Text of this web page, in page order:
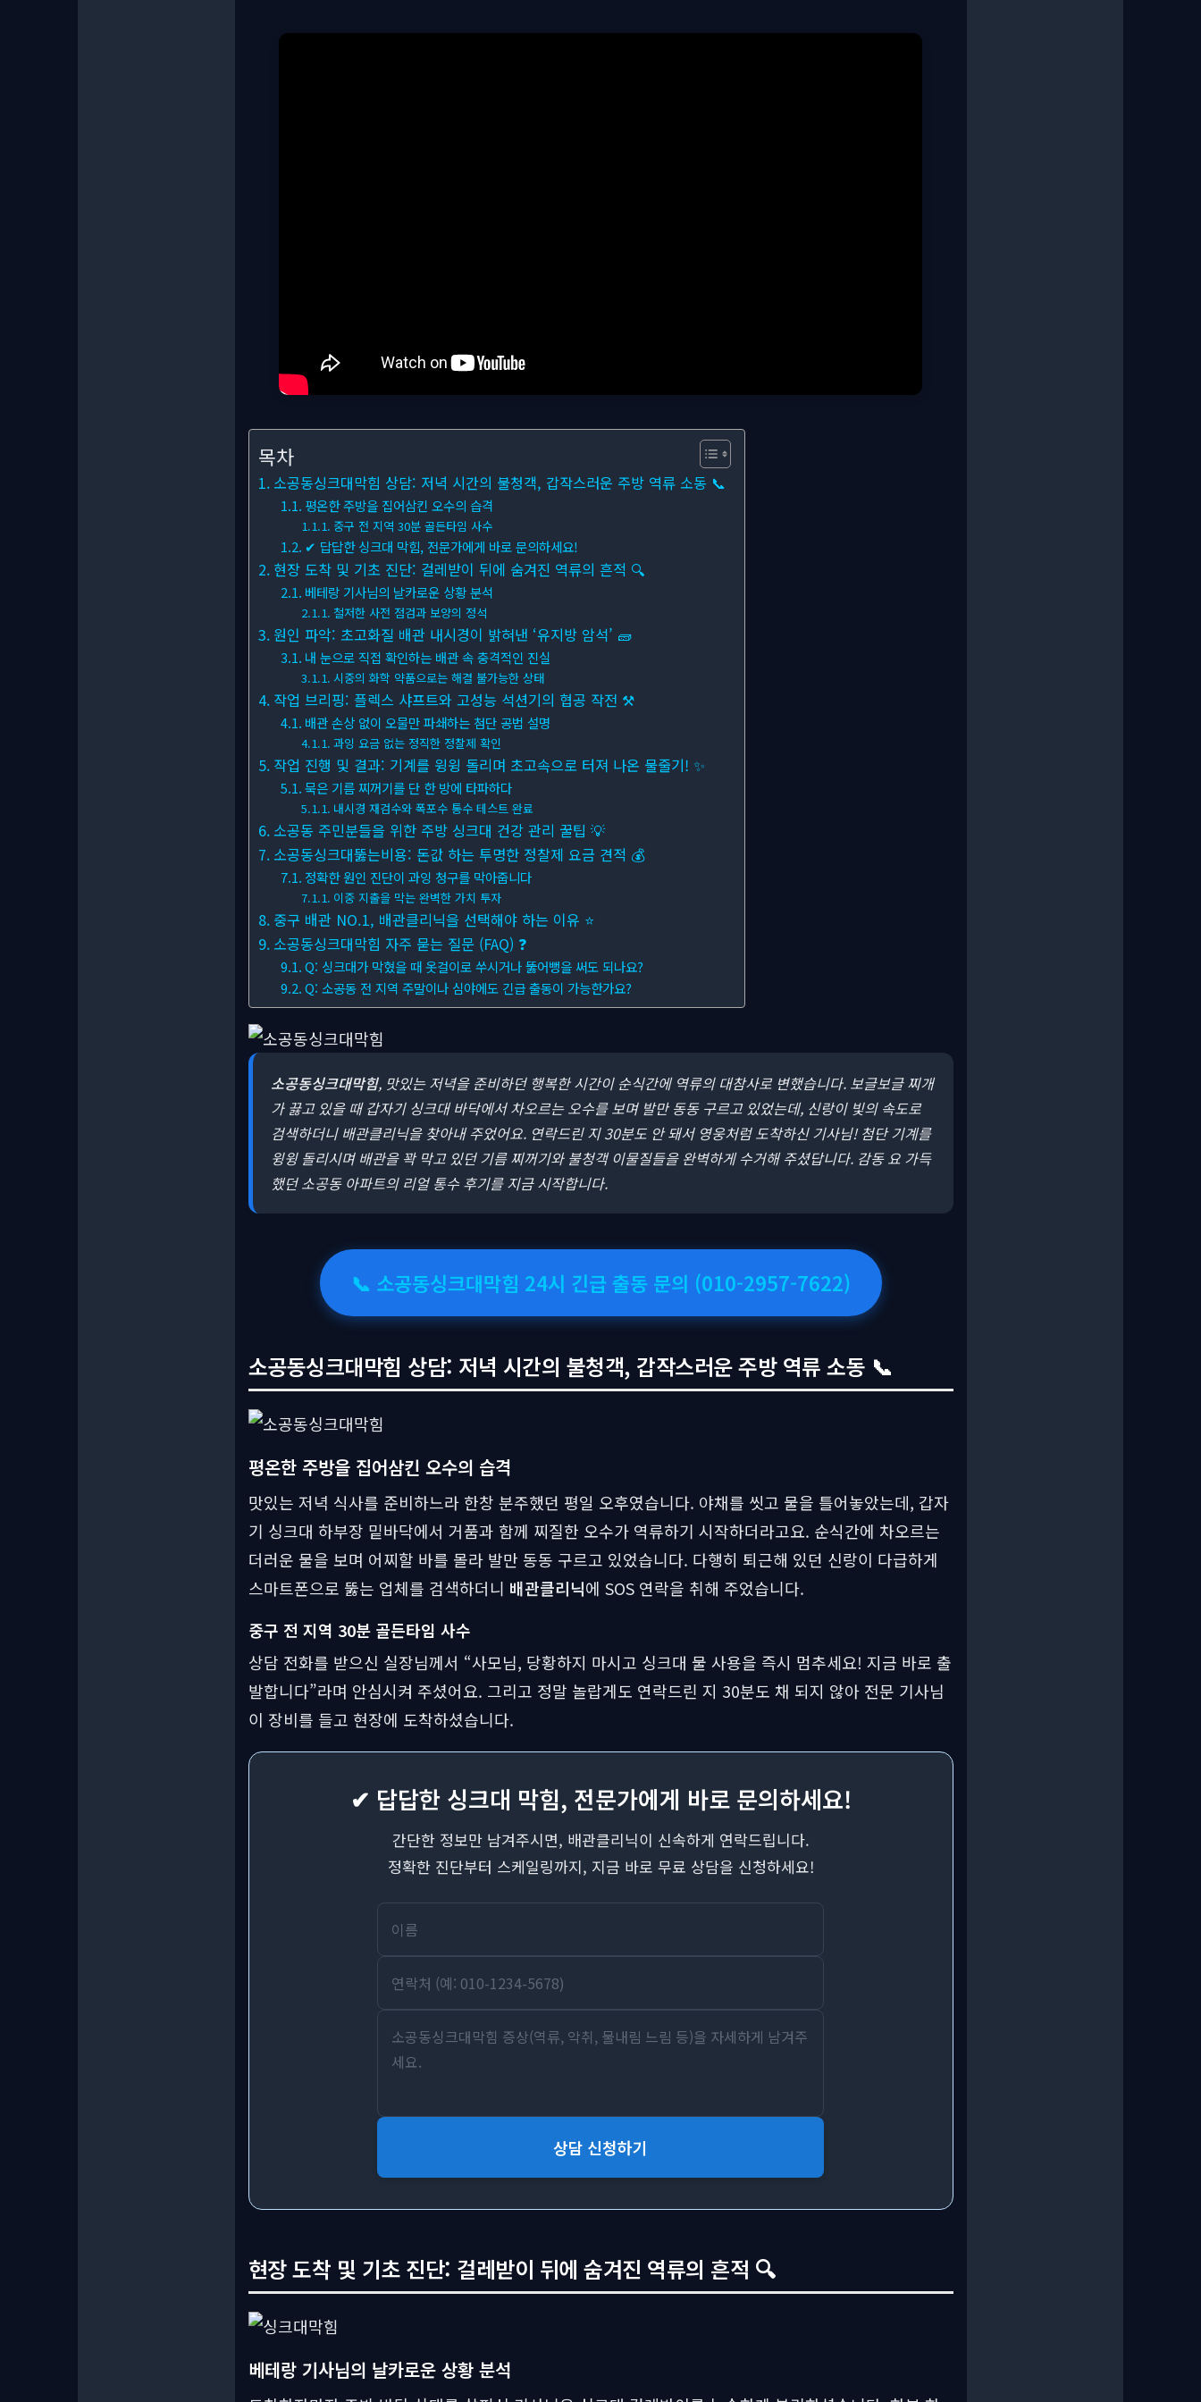
목차
소공동싱크대막힘 상담: 저녁 시간의 불청객, 갑작스러운 주방 역류 소동 📞
평온한 주방을 집어삼킨 오수의 습격
중구 전 지역 30분 골든타임 사수
✔ 답답한 싱크대 막힘, 전문가에게 바로 문의하세요!
현장 도착 및 기초 진단: 걸레받이 뒤에 숨겨진 역류의 흔적 🔍
베테랑 기사님의 날카로운 상황 분석
철저한 사전 점검과 보양의 정석
원인 파악: 초고화질 배관 내시경이 밝혀낸 ‘유지방 암석’ 🧱
내 눈으로 직접 확인하는 배관 속 충격적인 진실
시중의 화학 약품으로는 해결 불가능한 상태
작업 브리핑: 플렉스 샤프트와 고성능 석션기의 협공 작전 ⚒
배관 손상 없이 오물만 파쇄하는 첨단 공법 설명
과잉 요금 없는 정직한 정찰제 확인
작업 진행 및 결과: 기계를 윙윙 돌리며 초고속으로 터져 나온 물줄기! ✨
묵은 기름 찌꺼기를 단 한 방에 타파하다
내시경 재검수와 폭포수 통수 테스트 완료
소공동 주민분들을 위한 주방 싱크대 건강 관리 꿀팁 💡
소공동싱크대뚫는비용: 돈값 하는 투명한 정찰제 요금 견적 💰
정확한 원인 진단이 과잉 청구를 막아줍니다
이중 지출을 막는 완벽한 가치 투자
중구 배관 NO.1, 배관클리닉을 선택해야 하는 이유 ⭐
소공동싱크대막힘 자주 묻는 질문 (FAQ) ❓
Q: 싱크대가 막혔을 때 옷걸이로 쑤시거나 뚫어뻥을 써도 되나요?
Q: 소공동 전 지역 주말이나 심야에도 긴급 출동이 가능한가요?
소공동싱크대막힘, 맛있는 저녁을 준비하던 행복한 시간이 순식간에 역류의 대참사로 변했습니다. 보글보글 찌개
가 끓고 있을 때 갑자기 싱크대 바닥에서 차오르는 오수를 보며 발만 동동 구르고 있었는데, 신랑이 빛의 속도로
검색하더니 배관클리닉을 찾아내 주었어요. 연락드린 지 30분도 안 돼서 영웅처럼 도착하신 기사님! 첨단 기계를
윙윙 돌리시며 배관을 꽉 막고 있던 기름 찌꺼기와 불청객 이물질들을 완벽하게 수거해 주셨답니다. 감동 요 가득
했던 소공동 아파트의 리얼 통수 후기를 지금 시작합니다.
📞 소공동싱크대막힘 24시 긴급 출동 문의 (010-2957-7622)
소공동싱크대막힘 상담: 저녁 시간의 불청객, 갑작스러운 주방 역류 소동 📞
평온한 주방을 집어삼킨 오수의 습격
맛있는 저녁 식사를 준비하느라 한창 분주했던 평일 오후였습니다. 야채를 씻고 물을 틀어놓았는데, 갑자
기 싱크대 하부장 밑바닥에서 거품과 함께 찌질한 오수가 역류하기 시작하더라고요. 순식간에 차오르는
더러운 물을 보며 어찌할 바를 몰라 발만 동동 구르고 있었습니다. 다행히 퇴근해 있던 신랑이 다급하게
스마트폰으로 뚫는 업체를 검색하더니 배관클리닉에 SOS 연락을 취해 주었습니다.
중구 전 지역 30분 골든타임 사수
상담 전화를 받으신 실장님께서 “사모님, 당황하지 마시고 싱크대 물 사용을 즉시 멈추세요! 지금 바로 출
발합니다”라며 안심시켜 주셨어요. 그리고 정말 놀랍게도 연락드린 지 30분도 채 되지 않아 전문 기사님
이 장비를 들고 현장에 도착하셨습니다.
✔ 답답한 싱크대 막힘, 전문가에게 바로 문의하세요!
간단한 정보만 남겨주시면, 배관클리닉이 신속하게 연락드립니다.
정확한 진단부터 스케일링까지, 지금 바로 무료 상담을 신청하세요!
상담 신청하기
현장 도착 및 기초 진단: 걸레받이 뒤에 숨겨진 역류의 흔적 🔍
베테랑 기사님의 날카로운 상황 분석